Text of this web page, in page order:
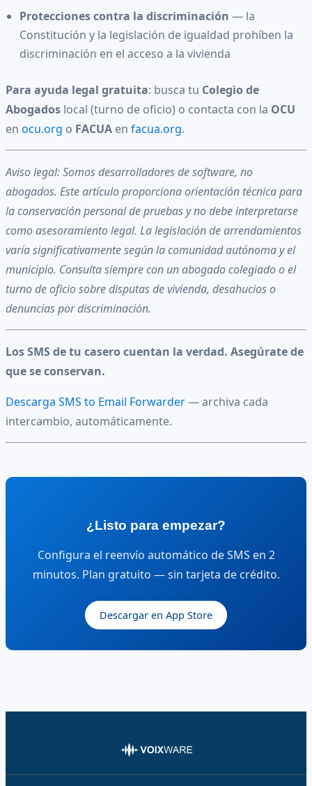
Protecciones contra la discriminación — la
Constitución y la legislación de igualdad prohíben la
discriminación en el acceso a la vivienda
Para ayuda legal gratuita: busca tu Colegio de
Abogados local (turno de oficio) o contacta con la OCU
en ocu.org o FACUA en facua.org.
Aviso legal: Somos desarrolladores de software, no
abogados. Este artículo proporciona orientación técnica para
la conservación personal de pruebas y no debe interpretarse
como asesoramiento legal. La legislación de arrendamientos
varía significativamente según la comunidad autónoma y el
municipio. Consulta siempre con un abogado colegiado o el
turno de oficio sobre disputas de vivienda, desahucios o
denuncias por discriminación.
Los SMS de tu casero cuentan la verdad. Asegúrate de
que se conservan.
Descarga SMS to Email Forwarder— archiva cada
intercambio, automáticamente.
¿Listo para empezar?
Configura el reenvío automático de SMS en 2
minutos. Plan gratuito — sin tarjeta de crédito.
Descargar en App Store